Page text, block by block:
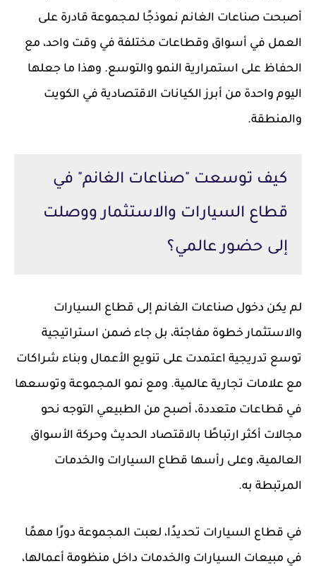
أصبحت صناعات الغانم نموذجًا لمجموعة قادرة على
العمل في أسواق وقطاعات مختلفة في وقت واحد، مع
الحفاظ على استمرارية النمو والتوسع. وهذا ما جعلها
اليوم واحدة من أبرز الكيانات الاقتصادية في الكويت
والمنطقة.
كيف توسعت "صناعات الغانم" في
قطاع السيارات والاستثمار ووصلت
إلى حضور عالمي؟
لم يكن دخول صناعات الغانم إلى قطاع السيارات
والاستثمار خطوة مفاجئة، بل جاء ضمن استراتيجية
توسع تدريجية اعتمدت على تنويع الأعمال وبناء شراكات
مع علامات تجارية عالمية. ومع نمو المجموعة وتوسعها
في قطاعات متعددة، أصبح من الطبيعي التوجه نحو
مجالات أكثر ارتباطًا بالاقتصاد الحديث وحركة الأسواق
العالمية، وعلى رأسها قطاع السيارات والخدمات
المرتبطة به.
في قطاع السيارات تحديدًا، لعبت المجموعة دورًا مهمًا
في مبيعات السيارات والخدمات داخل منظومة أعمالها،